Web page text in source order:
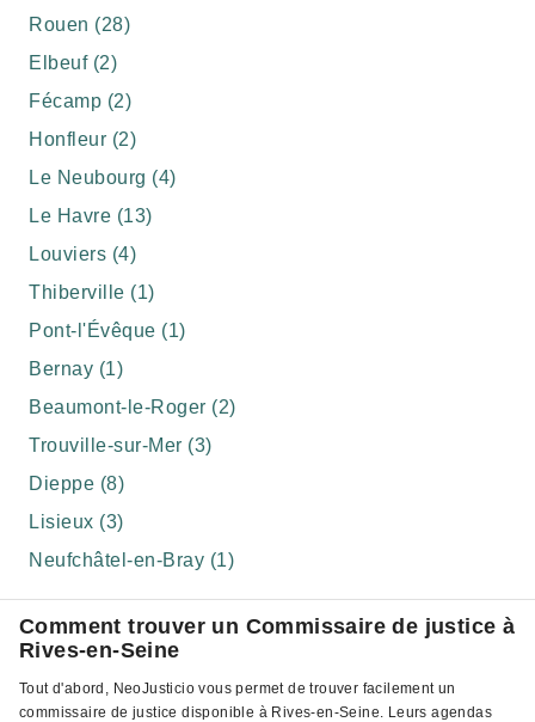
Rouen (28)
Elbeuf (2)
Fécamp (2)
Honfleur (2)
Le Neubourg (4)
Le Havre (13)
Louviers (4)
Thiberville (1)
Pont-l'Évêque (1)
Bernay (1)
Beaumont-le-Roger (2)
Trouville-sur-Mer (3)
Dieppe (8)
Lisieux (3)
Neufchâtel-en-Bray (1)
Comment trouver un Commissaire de justice à
Rives-en-Seine
Tout d'abord, NeoJusticio vous permet de trouver facilement un
commissaire de justice disponible à Rives-en-Seine. Leurs agendas